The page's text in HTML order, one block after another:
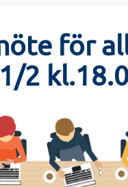
för
2